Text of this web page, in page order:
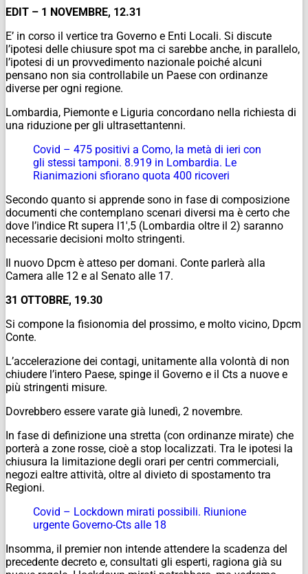
EDIT – 1 NOVEMBRE, 12.31
E’ in corso il vertice tra Governo e Enti Locali. Si discute
l’ipotesi delle chiusure spot ma ci sarebbe anche, in parallelo,
l’ipotesi di un provvedimento nazionale poiché alcuni
pensano non sia controllabile un Paese con ordinanze
diverse per ogni regione.
Lombardia, Piemonte e Liguria concordano nella richiesta di
una riduzione per gli ultrasettantenni.
Covid – 475 positivi a Como, la metà di ieri con
gli stessi tamponi. 8.919 in Lombardia. Le
Rianimazioni sfiorano quota 400 ricoveri
Secondo quanto si apprende sono in fase di composizione
documenti che contemplano scenari diversi ma è certo che
dove l’indice Rt supera l1′,5 (Lombardia oltre il 2) saranno
necessarie decisioni molto stringenti.
Il nuovo Dpcm è atteso per domani. Conte parlerà alla
Camera alle 12 e al Senato alle 17.
31 OTTOBRE, 19.30
Si compone la fisionomia del prossimo, e molto vicino, Dpcm
Conte.
L’accelerazione dei contagi, unitamente alla volontà di non
chiudere l’intero Paese, spinge il Governo e il Cts a nuove e
più stringenti misure.
Dovrebbero essere varate già lunedì, 2 novembre.
In fase di definizione una stretta (con ordinanze mirate) che
porterà a zone rosse, cioè a stop localizzati. Tra le ipotesi la
chiusura la limitazione degli orari per centri commerciali,
negozi ealtre attività, oltre al divieto di spostamento tra
Regioni.
Covid – Lockdown mirati possibili. Riunione
urgente Governo-Cts alle 18
Insomma, il premier non intende attendere la scadenza del
precedente decreto e, consultati gli esperti, ragiona già su